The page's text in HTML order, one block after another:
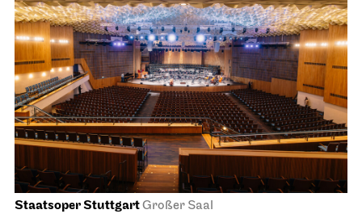
Staatsoper StuttgartGroßer Saal